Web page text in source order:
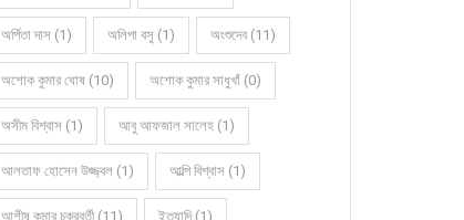
অর্পিতা দাস (1) অলিপা বসু (1) অংশুদেব (11)
অশোক কুমার ঘোষ (10) অশোক কুমার সাধুখাঁ (0)
অসীম বিশ্বাস (1) আবু আফজাল সালেহ (1)
আলতাফ হোসেন উজ্জ্বল (1) আল্পি বিশ্বাস (1)
আশীষ কুমার চক্রবর্তী (11) ইত্যাদি (1)